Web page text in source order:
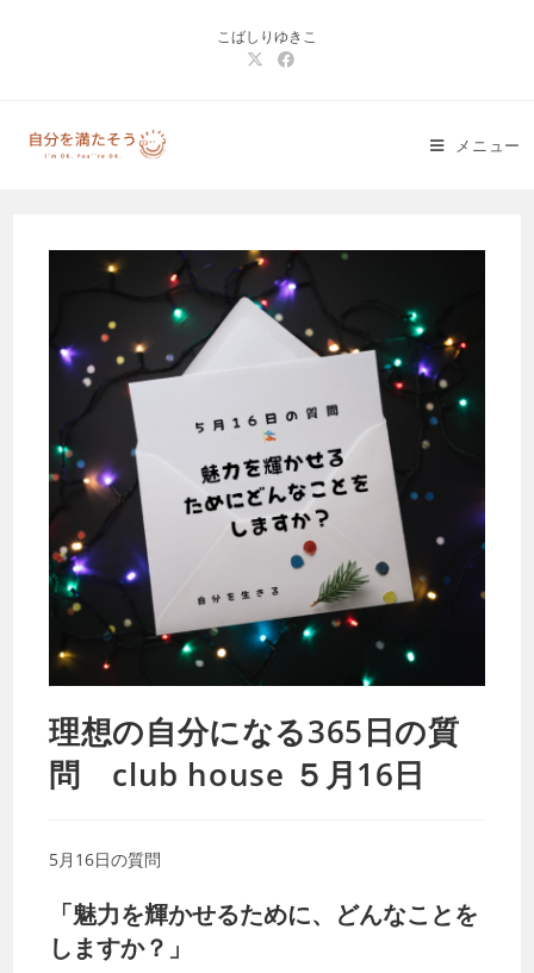
こばしりゆきこ
メニュー
理想の自分になる365日の質
問 club house ５月16日
5月16日の質問
「魅力を輝かせるために、どんなことを
しますか？」